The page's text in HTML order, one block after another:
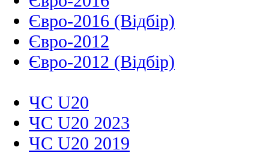
Євро-2016 (Відбір)
Євро-2012
Євро-2012 (Відбір)
ЧС U20
ЧС U20 2023
ЧС U20 2019